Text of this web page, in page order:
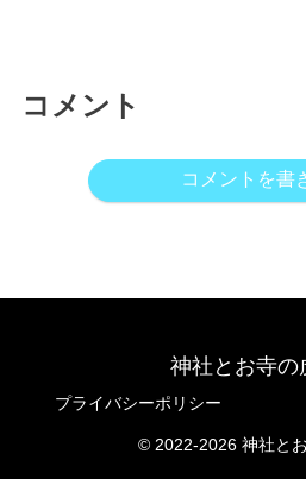
コメント
コメントを書
神社とお寺の
プライバシーポリシー
© 2022-2026 神社と